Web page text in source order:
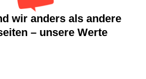
wir anders als andere
– unsere Werte